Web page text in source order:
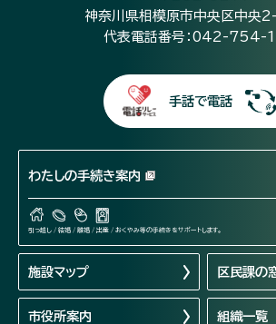
神奈川県相模原市中央区中央
代表電話番号：042-754-
手話で電話
わたしの手続き案内
引っ越し / 結婚 / 離婚 / 出産 / おくやみ等の手続きをサポートします。
施設マップ 区民課の
市役所案内 組織一覧